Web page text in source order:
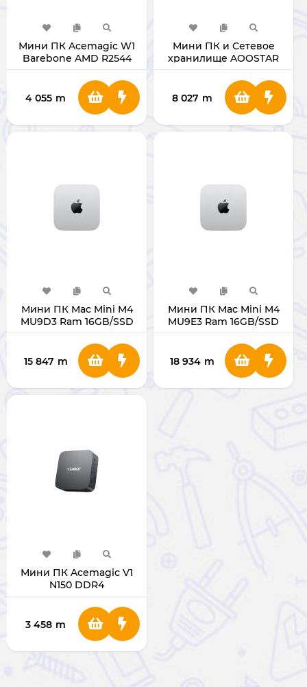
Мини ПК Acemagic W1
Barebone AMD R2544
4 055 m
Мини ПК и Сетевое
хранилище AOOSTAR
5825U
8 027 m
Мини ПК Mac Mini M4
MU9D3 Ram 16GB/SSD
15 847 m
Мини ПК Mac Mini M4
MU9E3 Ram 16GB/SSD
18 934 m
Мини ПК Acemagic V1
N150 DDR4
3 458 m